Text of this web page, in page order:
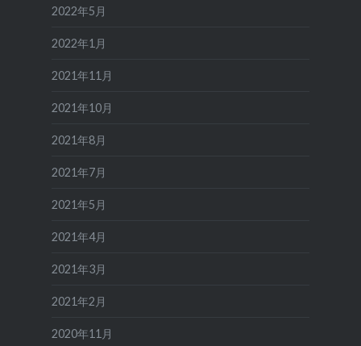
2022年5月
2022年1月
2021年11月
2021年10月
2021年8月
2021年7月
2021年5月
2021年4月
2021年3月
2021年2月
2020年11月